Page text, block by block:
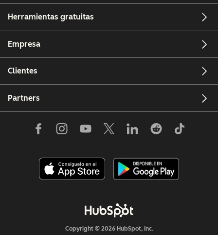
Herramientas gratuitas
Empresa
Clientes
Partners
Copyright © 2026 HubSpot, Inc.